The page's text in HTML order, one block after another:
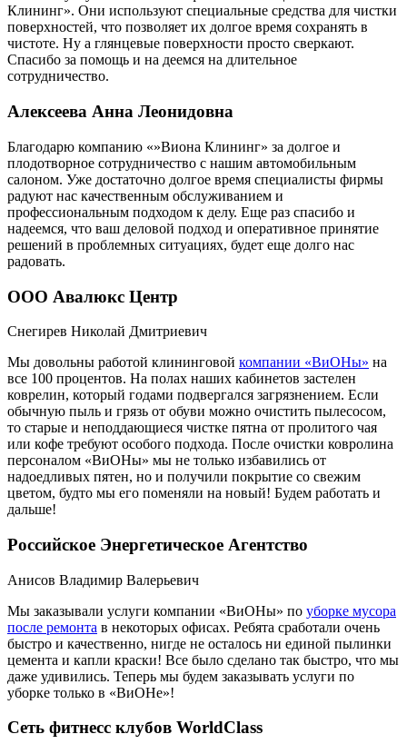
Клининг». Они используют специальные средства для чистки
поверхностей, что позволяет их долгое время сохранять в
чистоте. Ну а глянцевые поверхности просто сверкают.
Спасибо за помощь и на деемся на длительное
сотрудничество.
Алексеева Анна Леонидовна
Благодарю компанию «»Виона Клининг» за долгое и
плодотворное сотрудничество с нашим автомобильным
салоном. Уже достаточно долгое время специалисты фирмы
радуют нас качественным обслуживанием и
профессиональным подходом к делу. Еще раз спасибо и
надеемся, что ваш деловой подход и оперативное принятие
решений в проблемных ситуациях, будет еще долго нас
радовать.
ООО Авалюкс Центр
Снегирев Николай Дмитриевич
Мы довольны работой клининговой компании «ВиОНы» на
все 100 процентов. На полах наших кабинетов застелен
коврелин, который годами подвергался загрязнением. Если
обычную пыль и грязь от обуви можно очистить пылесосом,
то старые и неподдающиеся чистке пятна от пролитого чая
или кофе требуют особого подхода. После очистки ковролина
персоналом «ВиОНы» мы не только избавились от
надоедливых пятен, но и получили покрытие со свежим
цветом, будто мы его поменяли на новый! Будем работать и
дальше!
Российское Энергетическое Агентство
Анисов Владимир Валерьевич
Мы заказывали услуги компании «ВиОНы» по уборке мусора
после ремонта в некоторых офисах. Ребята сработали очень
быстро и качественно, нигде не осталось ни единой пылинки
цемента и капли краски! Все было сделано так быстро, что мы
даже удивились. Теперь мы будем заказывать услуги по
уборке только в «ВиОНе»!
Сеть фитнесс клубов WorldClass